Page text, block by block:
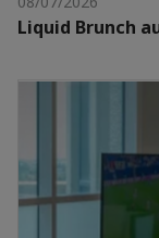
Liquid Brunch